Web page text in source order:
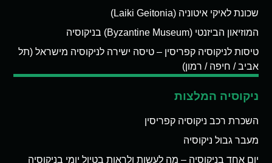
שכונת לאיקי איטוניה (Laiki Geitonia)
המוזיאון הביזנטי (Byzantine Museum) בניקוסיה
טיסות לניקוסיה קפריסין – טיסה ישירה לניקוסיה מישראל (תל
אביב / חיפה / רמון)
ניקוסיה המלצות
השכרת רכב ניקוסיה קפריסין
מעבר גבול ניקוסיה
יום אחד בניקוסיה – מה לעשות ולראות בטיול יומי בניקוסיה